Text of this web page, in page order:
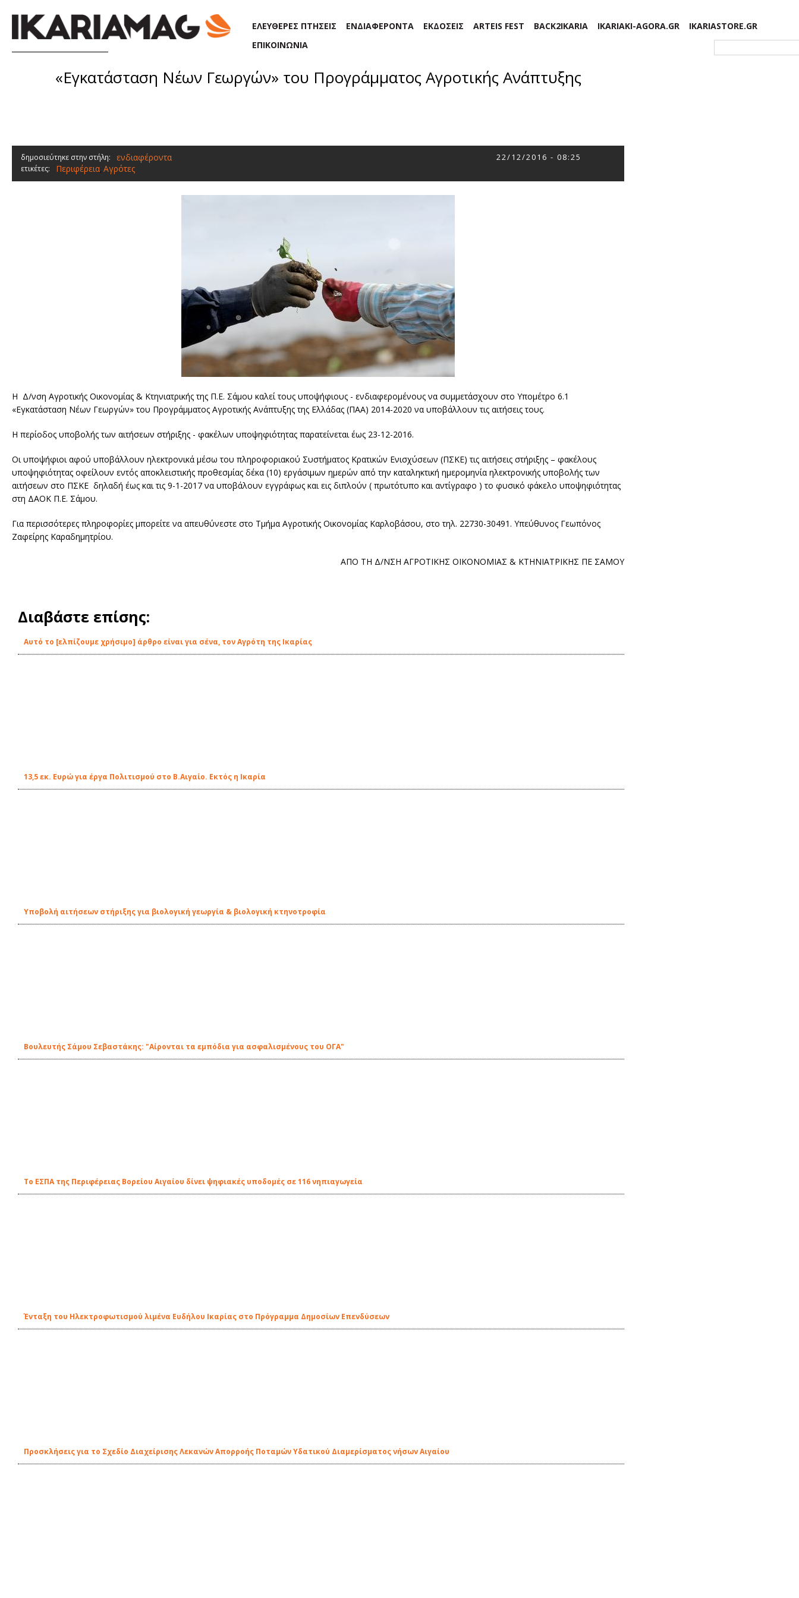
ΕΛΕΥΘΕΡΕΣ ΠΤΗΣΕΙΣ ΕΝΔΙΑΦΕΡΟΝΤΑ ΕΚΔΟΣΕΙΣ ARTEIS FEST BACK2IKARIA IKARIAKI-AGORA.GR
IKARIASTORE.GR
ΕΠΙΚΟΙΝΩΝΙΑ
«Εγκατάσταση Νέων Γεωργών» του Προγράμματος Αγροτικής Ανάπτυξης
δημοσιεύτηκε στην στήλη: ενδιαφέροντα 22/12/2016 - 08:25
ετικέτες: Περιφέρεια, Αγρότες
Η Δ/νση Αγροτικής Οικονομίας & Κτηνιατρικής της Π.Ε. Σάμου καλεί τους υποψήφιους - ενδιαφερομένους να συμμετάσχουν στο Υπομέτρο 6.1
«Εγκατάσταση Νέων Γεωργών» του Προγράμματος Αγροτικής Ανάπτυξης της Ελλάδας (ΠΑΑ) 2014-2020 να υποβάλλουν τις αιτήσεις τους.
Η περίοδος υποβολής των αιτήσεων στήριξης - φακέλων υποψηφιότητας παρατείνεται έως 23-12-2016.
Οι υποψήφιοι αφού υποβάλλουν ηλεκτρονικά μέσω του πληροφοριακού Συστήματος Κρατικών Ενισχύσεων (ΠΣΚΕ) τις αιτήσεις στήριξης – φακέλους
υποψηφιότητας οφείλουν εντός αποκλειστικής προθεσμίας δέκα (10) εργάσιμων ημερών από την καταληκτική ημερομηνία ηλεκτρονικής υποβολής των
αιτήσεων στο ΠΣΚΕ δηλαδή έως και τις 9-1-2017 να υποβάλουν εγγράφως και εις διπλούν ( πρωτότυπο και αντίγραφο ) το φυσικό φάκελο υποψηφιότητας
στη ΔΑΟΚ Π.Ε. Σάμου.
Για περισσότερες πληροφορίες μπορείτε να απευθύνεστε στο Τμήμα Αγροτικής Οικονομίας Καρλοβάσου, στο τηλ. 22730-30491. Υπεύθυνος Γεωπόνος
Ζαφείρης Καραδημητρίου.
ΑΠΟ ΤΗ Δ/ΝΣΗ ΑΓΡΟΤΙΚΗΣ ΟΙΚΟΝΟΜΙΑΣ & ΚΤΗΝΙΑΤΡΙΚΗΣ ΠΕ ΣΑΜΟΥ
Διαβάστε επίσης:
Αυτό το [ελπίζουμε χρήσιμο] άρθρο είναι για σένα, τον Αγρότη της Ικαρίας
13,5 εκ. Ευρώ για έργα Πολιτισμού στο Β.Αιγαίο. Εκτός η Ικαρία
Υποβολή αιτήσεων στήριξης για βιολογική γεωργία & βιολογική κτηνοτροφία
Βουλευτής Σάμου Σεβαστάκης: "Αίρονται τα εμπόδια για ασφαλισμένους του ΟΓΑ"
Το ΕΣΠΑ της Περιφέρειας Βορείου Αιγαίου δίνει ψηφιακές υποδομές σε 116 νηπιαγωγεία
Ένταξη του Ηλεκτροφωτισμού λιμένα Ευδήλου Ικαρίας στο Πρόγραμμα Δημοσίων Επενδύσεων
Προσκλήσεις για το Σχεδίο Διαχείρισης Λεκανών Απορροής Ποταμών Υδατικού Διαμερίσματος νήσων Αιγαίου